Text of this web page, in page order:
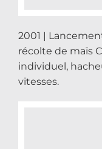
2001 |
récolte de maïs
individuel,
vitesses.